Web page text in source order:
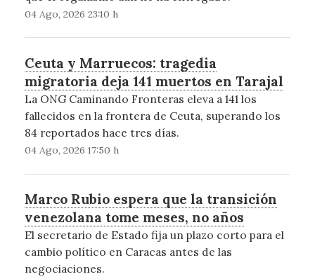
04 Ago, 2026 23:10 h
Ceuta y Marruecos: tragedia
migratoria deja 141 muertos en Tarajal
La ONG Caminando Fronteras eleva a 141 los
fallecidos en la frontera de Ceuta, superando los
84 reportados hace tres días.
04 Ago, 2026 17:50 h
Marco Rubio espera que la transición
venezolana tome meses, no años
El secretario de Estado fija un plazo corto para el
cambio político en Caracas antes de las
negociaciones.